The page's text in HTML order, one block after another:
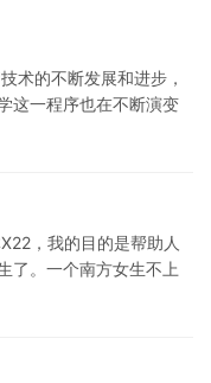
术的不断发展和进步，
这一程序也在不断演变
，我的目的是帮助人
了。一个南方女生不上